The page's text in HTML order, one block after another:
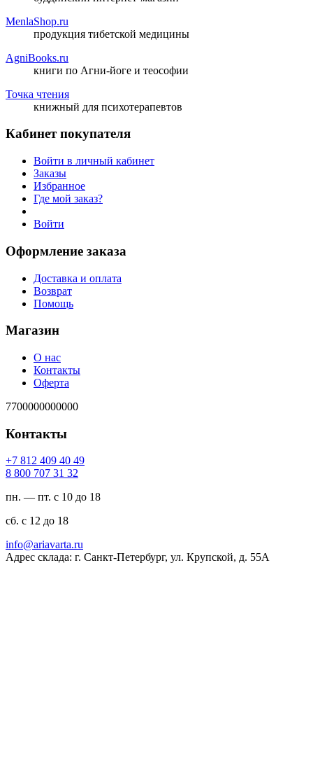
MenlaShop.ru
продукция тибетской медицины
AgniBooks.ru
книги по Агни-йоге и теософии
Точка чтения
книжный для психотерапевтов
Кабинет покупателя
Войти в личный кабинет
Заказы
Избранное
Где мой заказ?
Войти
Оформление заказа
Доставка и оплата
Возврат
Помощь
Магазин
О нас
Контакты
Оферта
7700000000000
Контакты
94 04 904 218 7+
23 13 707 008 8
пн. — пт. с 10 до 18
сб. с 12 до 18
ur.atravaira@ofni
Адрес склада: г. Санкт-Петербург, ул. Крупской, д. 55А